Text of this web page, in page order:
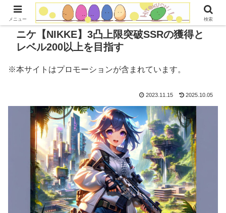
ニケ【NIKKE】3凸上限突破SSRの獲得と
レベル200以上を目指す
※本サイトはプロモーションが含まれています。
2023.11.15 2025.10.05
メニュー 検索